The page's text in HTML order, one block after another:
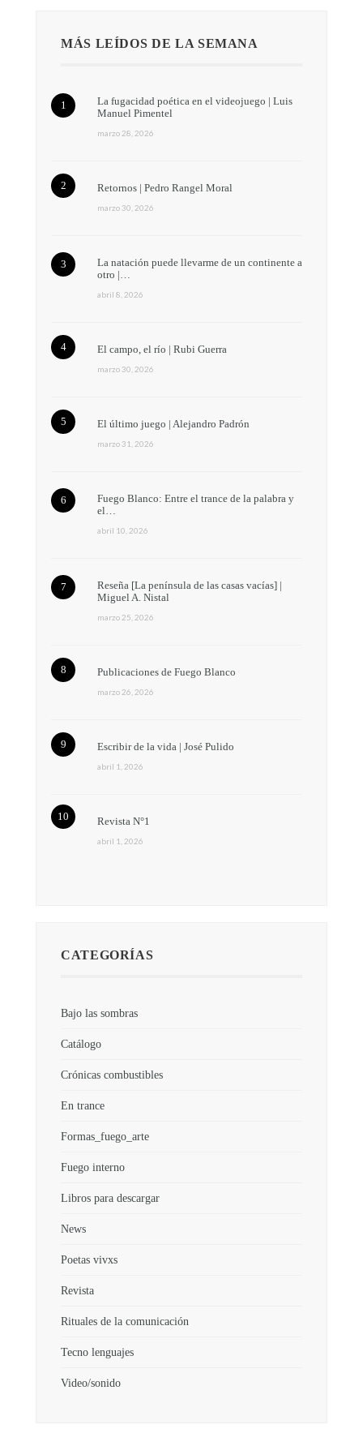
MÁS LEÍDOS DE LA SEMANA
La fugacidad poética en el videojuego | Luis
Manuel Pimentel
marzo 28, 2026
Retornos | Pedro Rangel Moral
marzo 30, 2026
La natación puede llevarme de un continente a
otro |…
abril 8, 2026
El campo, el río | Rubi Guerra
marzo 30, 2026
El último juego | Alejandro Padrón
marzo 31, 2026
Fuego Blanco: Entre el trance de la palabra y
el…
abril 10, 2026
Reseña [La península de las casas vacías] |
Miguel A. Nistal
marzo 25, 2026
Publicaciones de Fuego Blanco
marzo 26, 2026
Escribir de la vida | José Pulido
abril 1, 2026
Revista N°1
abril 1, 2026
CATEGORÍAS
Bajo las sombras
Catálogo
Crónicas combustibles
En trance
Formas_fuego_arte
Fuego interno
Libros para descargar
News
Poetas vivxs
Revista
Rituales de la comunicación
Tecno lenguajes
Video/sonido